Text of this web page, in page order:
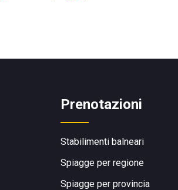
Prenotazioni
Stabilimenti balneari
Spiagge per regione
Spiagge per provincia